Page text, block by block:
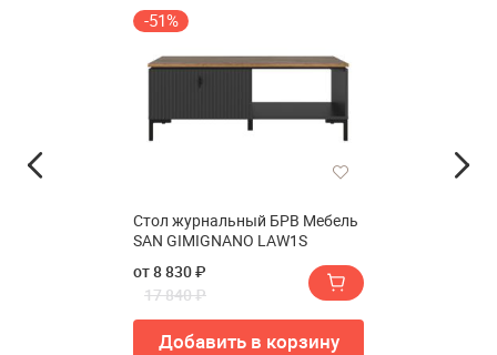
-51%
Стол журнальный БРВ Мебель
SAN GIMIGNANO LAW1S
от 8 830 ₽
17 840 ₽
Добавить в корзину